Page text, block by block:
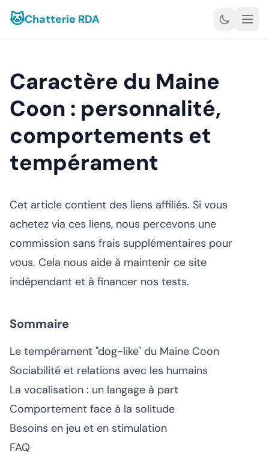
🐱Chatterie RDA
Caractère du Maine
Coon : personnalité,
comportements et
tempérament
Cet article contient des liens affiliés. Si vous
achetez via ces liens, nous percevons une
commission sans frais supplémentaires pour
vous. Cela nous aide à maintenir ce site
indépendant et à financer nos tests.
Sommaire
Le tempérament "dog-like" du Maine Coon
Sociabilité et relations avec les humains
La vocalisation : un langage à part
Comportement face à la solitude
Besoins en jeu et en stimulation
FAQ